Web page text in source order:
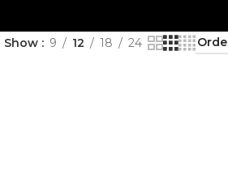
Show 9 12 18 24